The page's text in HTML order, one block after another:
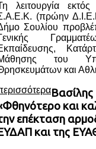
λειτουργία
(πρώην
Σουλίου
του
και
Βασίλης
και
επέκταση
και της